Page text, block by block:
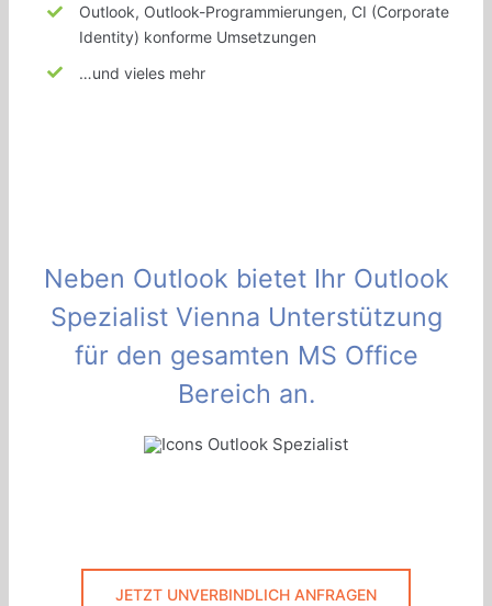
Outlook, Outlook-Programmierungen, CI (Corporate
Identity) konforme Umsetzungen
…und vieles mehr
Neben Outlook bietet Ihr Outlook
Spezialist Vienna Unterstützung
für den gesamten MS Office
Bereich an.
JETZT UNVERBINDLICH ANFRAGEN